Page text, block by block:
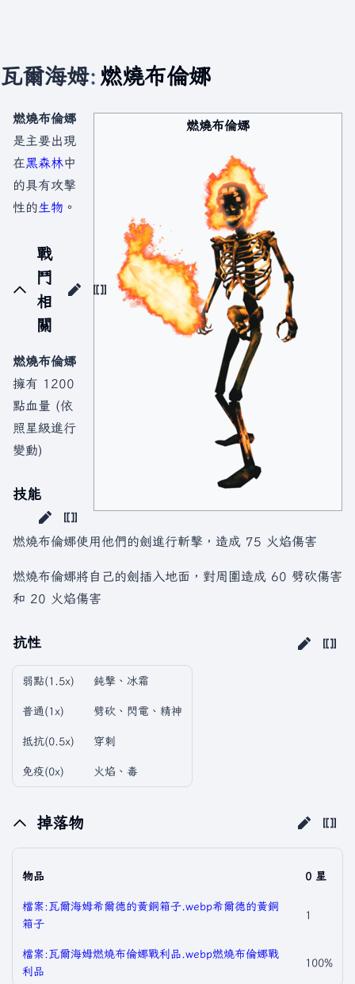
瓦爾海姆: 燃燒布倫娜
燃燒布倫娜
燃燒布倫娜
是主要出現
在黑森林中
的具有攻擊
性的生物 。
戰
鬥
相
關
燃燒布倫娜
擁有 1200
點血量 (依
照星級進行
變動)
技能
燃燒布倫娜使用他們的劍進行斬擊，造成 75 火焰傷害
燃燒布倫娜將自己的劍插入地面，對周圍造成 60 劈砍傷害
和 20 火焰傷害
抗性
弱點(1.5x) 鈍擊、冰霜
普通(1x) 劈砍、閃電、精神
抵抗(0.5x) 穿刺
免疫(0x) 火焰、毒
掉落物
物品 0 星
檔案:瓦爾海姆希爾德的黃銅箱子.webp希爾德的黃銅
箱子
1
檔案:瓦爾海姆燃燒布倫娜戰利品.webp燃燒布倫娜戰
利品
100%